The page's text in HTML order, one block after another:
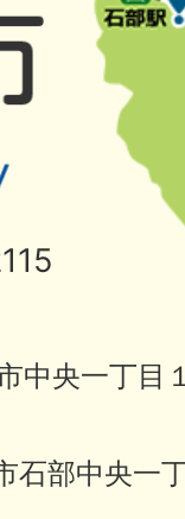
中央一丁目
部中央一